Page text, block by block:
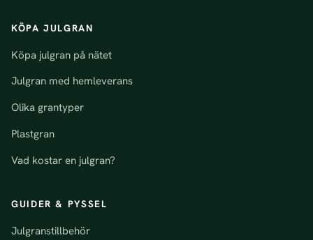
KÖPA JULGRAN
Köpa julgran på nätet
Julgran med hemleverans
Olika grantyper
Plastgran
Vad kostar en julgran?
GUIDER & PYSSEL
Julgranstillbehör